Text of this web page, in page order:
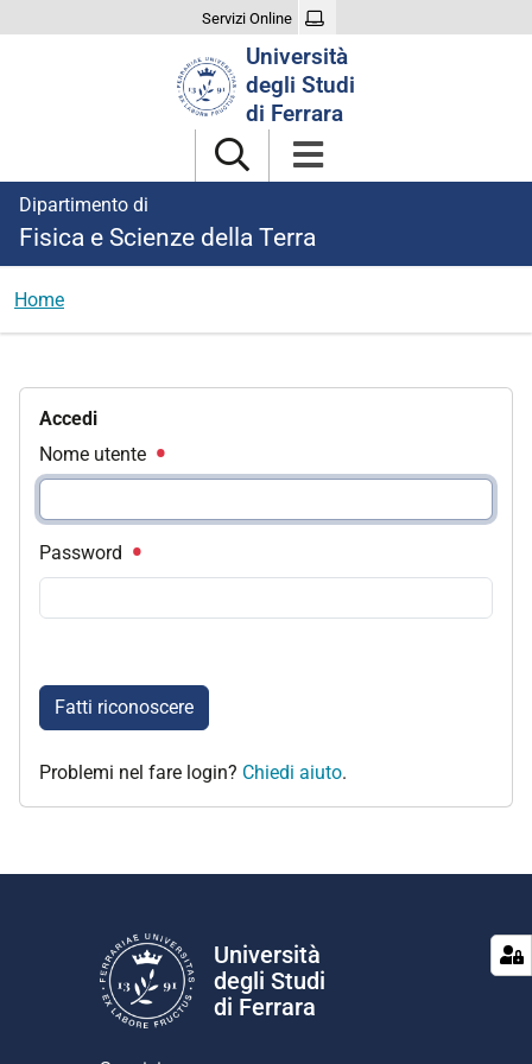
Servizi Online
Università
degli Studi
di Ferrara
Dipartimento di
Fisica e Scienze della Terra
Home
Accedi
Nome utente
Password
Fatti riconoscere
Problemi nel fare login? Chiedi aiuto.
Università
degli Studi
di Ferrara